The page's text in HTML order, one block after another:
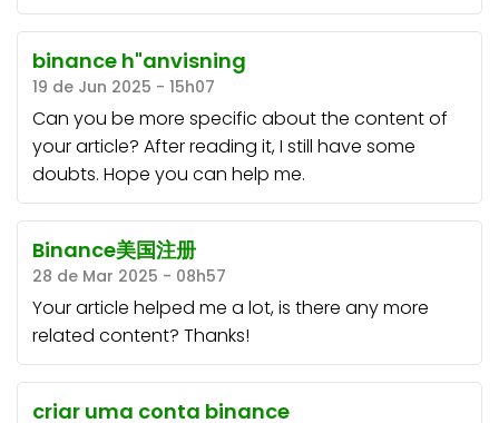
binance h"anvisning
19 de Jun 2025 - 15h07
Can you be more specific about the content of
your article? After reading it, I still have some
doubts. Hope you can help me.
Binance美国注册
28 de Mar 2025 - 08h57
Your article helped me a lot, is there any more
related content? Thanks!
criar uma conta binance